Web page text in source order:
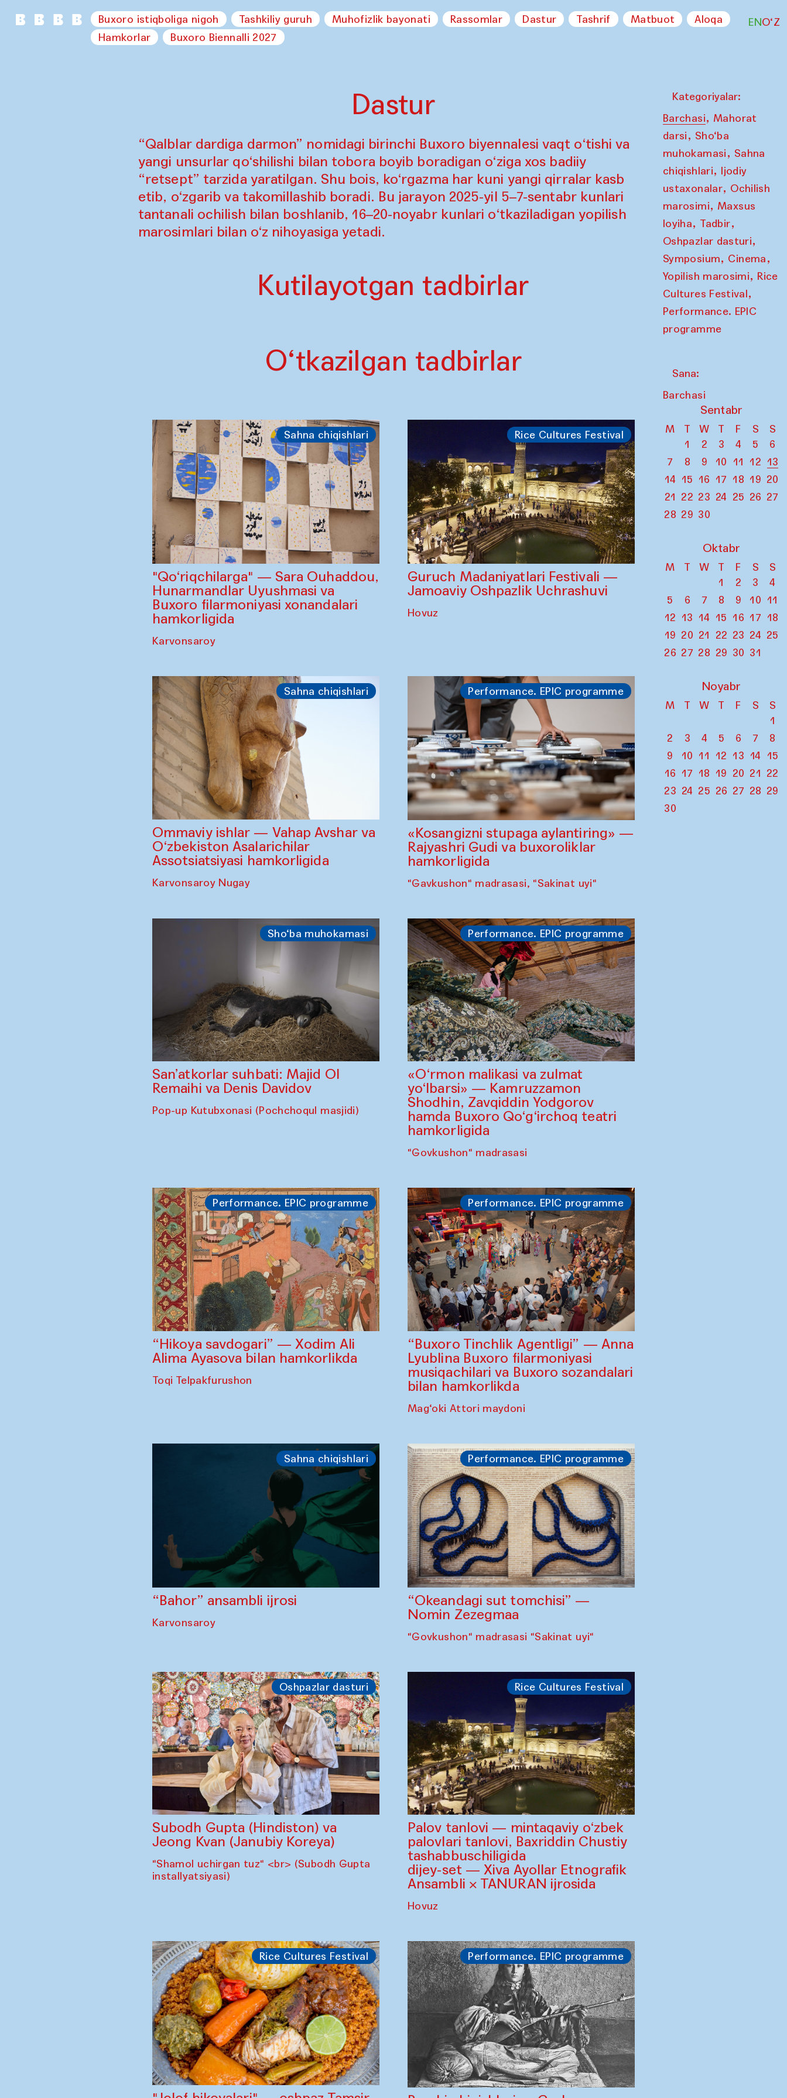
Buxoro istiqboliga nigoh Tashkiliy guruh Muhofizlik bayonati Rassomlar Dastur Tashrif Matbuot
Aloqa
Hamkorlar
Buxoro Biennalli 2027
ENO‘Z
Dastur
“Qalblar dardiga darmon” nomidagi birinchi Buxoro biyennalesi vaqt o‘tishi va
yangi unsurlar qo‘shilishi bilan tobora boyib boradigan o‘ziga xos badiiy
“retsept” tarzida yaratilgan. Shu bois, ko‘rgazma har kuni yangi qirralar kasb
etib, o‘zgarib va takomillashib boradi. Bu jarayon 2025-yil 5–7-sentabr kunlari
tantanali ochilish bilan boshlanib, 16–20-noyabr kunlari o‘tkaziladigan yopilish
marosimlari bilan o‘z nihoyasiga yetadi.
Kutilayotgan tadbirlar
O‘tkazilgan tadbirlar
Sahna chiqishlari
"Qo‘riqchilarga" — Sara Ouhaddou,
Hunarmandlar Uyushmasi va
Buxoro filarmoniyasi xonandalari
hamkorligida
Karvonsaroy
Rice Cultures Festival
Guruch Madaniyatlari Festivali —
Jamoaviy Oshpazlik Uchrashuvi
Hovuz
Sahna chiqishlari
Ommaviy ishlar — Vahap Avshar va
O‘zbekiston Asalarichilar
Assotsiatsiyasi hamkorligida
Karvonsaroy Nugay
Performance. EPIC programme
«Kosangizni stupaga aylantiring» —
Rajyashri Gudi va buxoroliklar
hamkorligida
"Gavkushon" madrasasi, "Sakinat uyi"
Sho‘ba muhokamasi
San’atkorlar suhbati: Majid Ol
Remaihi va Denis Davidov
Pop-up Kutubxonasi (Pochchoqul masjidi)
Performance. EPIC programme
«O‘rmon malikasi va zulmat
yo‘lbarsi» — Kamruzzamon
Shodhin, Zavqiddin Yodgorov
hamda Buxoro Qo‘g‘irchoq teatri
hamkorligida
"Govkushon" madrasasi
Performance. EPIC programme
“Hikoya savdogari” — Xodim Ali
Alima Ayasova bilan hamkorlikda
Toqi Telpakfurushon
Performance. EPIC programme
“Buxoro Tinchlik Agentligi” — Anna
Lyublina Buxoro filarmoniyasi
musiqachilari va Buxoro sozandalari
bilan hamkorlikda
Mag‘oki Attori maydoni
Sahna chiqishlari
“Bahor” ansambli ijrosi
Karvonsaroy
Performance. EPIC programme
“Okeandagi sut tomchisi” —
Nomin Zezegmaa
"Govkushon" madrasasi "Sakinat uyi"
Oshpazlar dasturi
Subodh Gupta (Hindiston) va
Jeong Kvan (Janubiy Koreya)
"Shamol uchirgan tuz" <br> (Subodh Gupta
installyatsiyasi)
Rice Cultures Festival
Palov tanlovi — mintaqaviy o‘zbek
palovlari tanlovi, Baxriddin Chustiy
tashabbuschiligida
dijey-set — Xiva Ayollar Etnografik
Ansambli × TANURAN ijrosida
Hovuz
Rice Cultures Festival Performance. EPIC programme
Kategoriyalar:
Barchasi, Mahorat
darsi, Sho‘ba
muhokamasi, Sahna
chiqishlari, Ijodiy
ustaxonalar, Ochilish
marosimi, Maxsus
loyiha, Tadbir,
Oshpazlar dasturi,
Symposium, Cinema,
Yopilish marosimi, Rice
Cultures Festival,
Performance. EPIC
programme
Sana:
Barchasi
Sentabr
M T W T F S
S
1
2 3 4 5
6
7
8 9 10 11 12 13
14 15 16 17 18 19 20
21 22 23 24 25 26 27
28 29 30
Oktabr
M T W T F S
S
1
2 3
4
5
6 7 8 9 10 11
12 13 14 15 16 17 18
19 20 21 22 23 24 25
26 27 28 29 30 31
Noyabr
M T W T F S
S
1
2
3 4 5 6 7
8
9
10 11 12 13 14
15
16 17 18 19 20 21 22
23 24 25 26 27 28 29
30